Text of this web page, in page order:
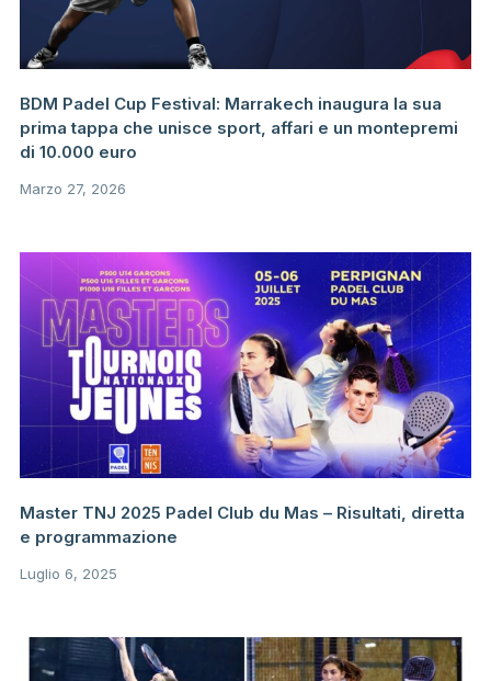
BDM Padel Cup Festival: Marrakech inaugura la sua
prima tappa che unisce sport, affari e un montepremi
di 10.000 euro
Marzo 27, 2026
Master TNJ 2025 Padel Club du Mas – Risultati, diretta
e programmazione
Luglio 6, 2025